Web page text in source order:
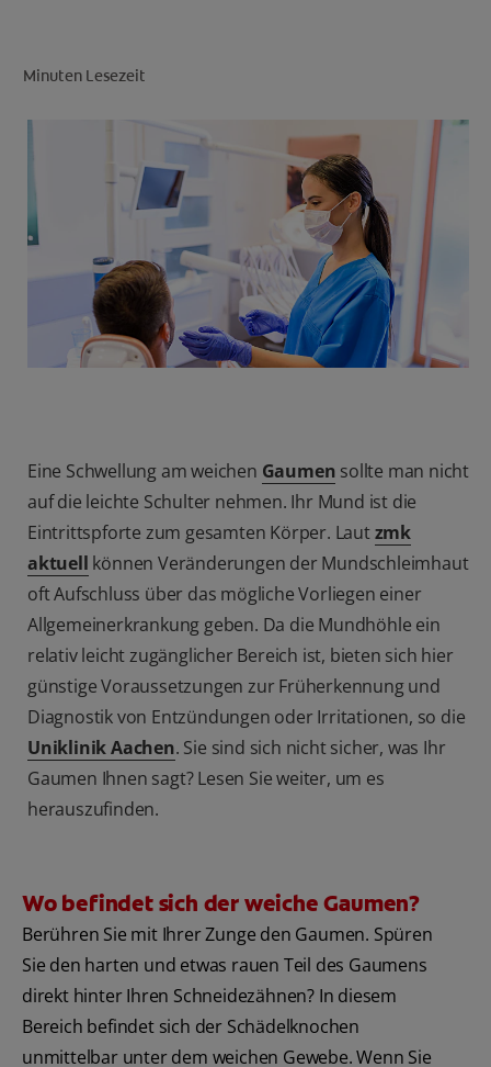
CH (DE)
Minuten Lesezeit
Eine Schwellung am weichen Gaumen sollte man nicht
auf die leichte Schulter nehmen. Ihr Mund ist die
Eintrittspforte zum gesamten Körper. Lautzmk
aktuell können Veränderungen der Mundschleimhaut
oft Aufschluss über das mögliche Vorliegen einer
Allgemeinerkrankung geben. Da die Mundhöhle ein
relativ leicht zugänglicher Bereich ist, bieten sich hier
günstige Voraussetzungen zur Früherkennung und
Diagnostik von Entzündungen oder Irritationen, so die
Uniklinik Aachen. Sie sind sich nicht sicher, was Ihr
Gaumen Ihnen sagt? Lesen Sie weiter, um es
herauszufinden.
Wo befindet sich der weiche Gaumen?
Berühren Sie mit Ihrer Zunge den Gaumen. Spüren
Sie den harten und etwas rauen Teil des Gaumens
direkt hinter Ihren Schneidezähnen? In diesem
Bereich befindet sich der Schädelknochen
unmittelbar unter dem weichen Gewebe. Wenn Sie